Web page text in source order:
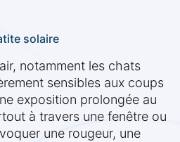
solaire
notamment les chats
sensibles aux coups
exposition prolongée au
à travers une fenêtre ou
une rougeur, une